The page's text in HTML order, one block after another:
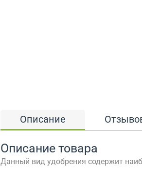
Описание
Описание товара
Данный вид удобрения содержит